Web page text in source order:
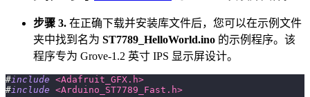
步骤 3. 在正确下载并安装库文件后，您可以在示例文件
夹中找到名为 ST7789_HelloWorld.ino 的示例程序。该
程序专为 Grove-1.2 英寸 IPS 显示屏设计。
#include <Adafruit_GFX.h>
#include <Arduino_ST7789_Fast.h>